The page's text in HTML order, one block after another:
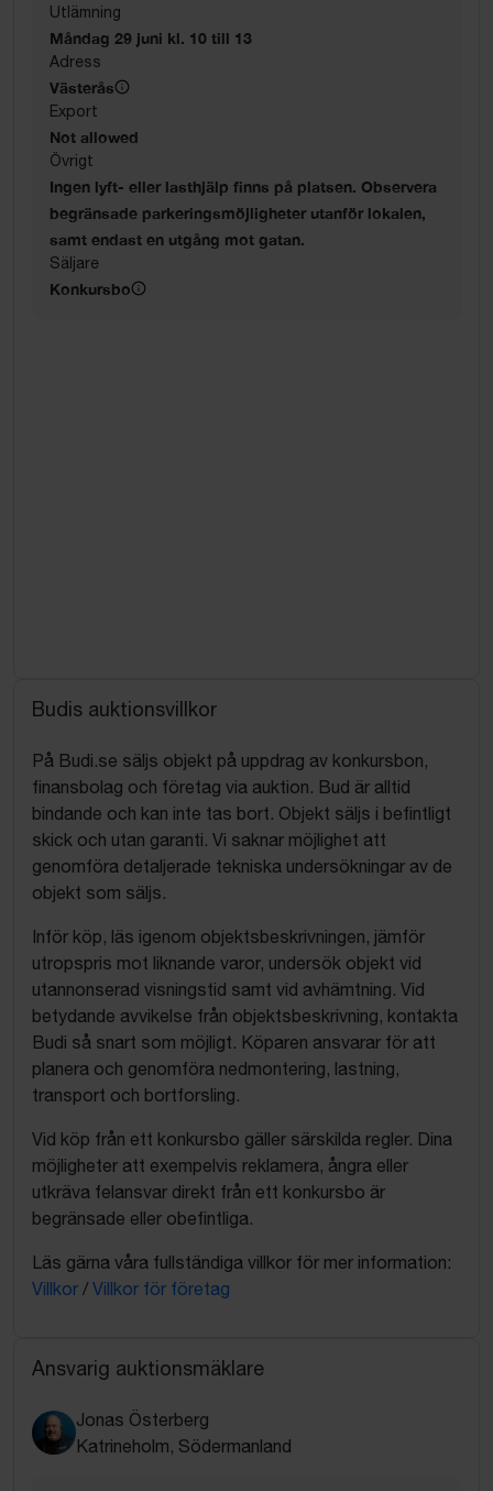
Utlämning
Måndag 29 juni kl. 10 till 13
Adress
Västerås
Export
Not allowed
Övrigt
Ingen lyft- eller lasthjälp finns på platsen. Observera
begränsade parkeringsmöjligheter utanför lokalen,
samt endast en utgång mot gatan.
Säljare
Konkursbo
Budis auktionsvillkor
På Budi.se säljs objekt på uppdrag av konkursbon,
finansbolag och företag via auktion. Bud är alltid
bindande och kan inte tas bort. Objekt säljs i befintligt
skick och utan garanti. Vi saknar möjlighet att
genomföra detaljerade tekniska undersökningar av de
objekt som säljs.
Inför köp, läs igenom objektsbeskrivningen, jämför
utropspris mot liknande varor, undersök objekt vid
utannonserad visningstid samt vid avhämtning. Vid
betydande avvikelse från objektsbeskrivning, kontakta
Budi så snart som möjligt. Köparen ansvarar för att
planera och genomföra nedmontering, lastning,
transport och bortforsling.
Vid köp från ett konkursbo gäller särskilda regler. Dina
möjligheter att exempelvis reklamera, ångra eller
utkräva felansvar direkt från ett konkursbo är
begränsade eller obefintliga.
Läs gärna våra fullständiga villkor för mer information:
Villkor / Villkor för företag
Ansvarig auktionsmäklare
Jonas Österberg
Katrineholm, Södermanland